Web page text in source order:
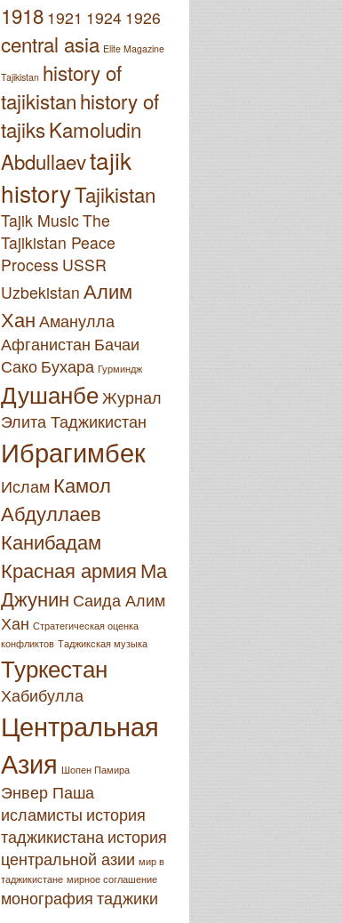
1918 1921 1924 1926
central asia Elite Magazine
Tajikistan history of
tajikistanhistory of
tajiksKamoludin
Abdullaevtajik
historyTajikistan
Tajik MusicThe
Tajikistan Peace
Process USSR
Uzbekistan Алим
Хан Аманулла
Афганистан Бачаи
Сако Бухара Гурминдж
ДушанбеЖурнал
Элита Таджикистан
Ибрагимбек
Ислам Камол
Абдуллаев
Канибадам
Красная армияМа
Джунин Саида Алим
Хан Стратегическая оценка
конфликтов Таджикская музыка
Туркестан
Хабибулла
Центральная
Азия Шопен Памира
Энвер Паша
исламисты история
таджикистана история
центральной азии мир в
таджикистане мирное соглашение
монография таджики